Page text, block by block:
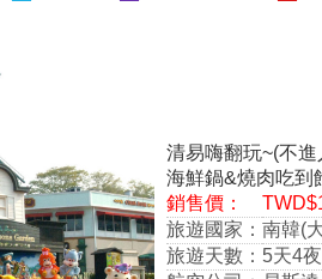
清易嗨翻玩~(不
海鮮鍋&燒肉吃到
銷售價：
旅遊國家： 南韓(
旅遊天數： 5天4夜